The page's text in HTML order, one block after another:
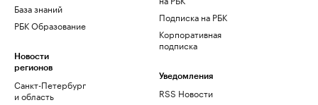
База знаний
РБК Образование
Новости
регионов
Санкт-Петербург
и область
Подписка на РБК
Корпоративная
подписка
Уведомления
RSS Новости